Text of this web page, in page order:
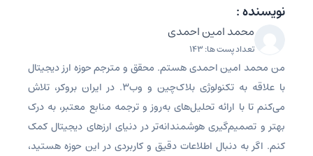
نویسنده :
محمد امین احمدی
تعداد پست ها: 143
من محمد امین احمدی هستم. محقق و مترجم حوزه ارز دیجیتال
با علاقه به تکنولوژی بلاک‌چین و وب3. در ایران بروکر، تلاش
می‌کنم تا با ارائه تحلیل‌های به‌روز و ترجمه منابع معتبر، به درک
بهتر و تصمیم‌گیری هوشمندانه‌تر در دنیای ارزهای دیجیتال کمک
کنم. اگر به دنبال اطلاعات دقیق و کاربردی در این حوزه هستید،